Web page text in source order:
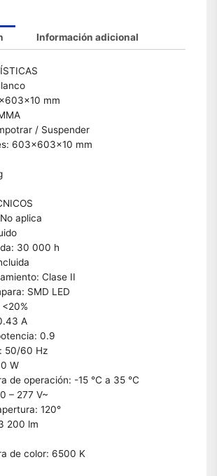
Información adicional
mm
/ Suspender
603×603×10 mm
aplica
30 000 h
Clase II
SMD LED
A
0.9
50/60 Hz
W
de operación: -15 °C a 35 °C
– 277 V~
120°
200 lm
de color: 6500 K